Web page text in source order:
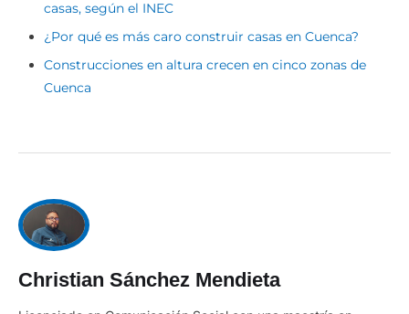
casas, según el INEC
¿Por qué es más caro construir casas en Cuenca?
Construcciones en altura crecen en cinco zonas de
Cuenca
Christian Sánchez Mendieta